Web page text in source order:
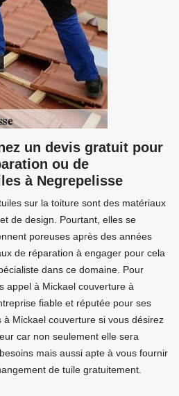
un devis gratuit pour
ou de
à Negrepelisse
sur la toiture sont des matériaux
de design. Pourtant, elles se
poreuses après des années
de réparation à engager pour cela
dans ce domaine. Pour
appel à Mickael couverture à
fiable et réputée pour ses
Mickael couverture si vous désirez
car non seulement elle sera
mais aussi apte à vous fournir
de tuile gratuitement.